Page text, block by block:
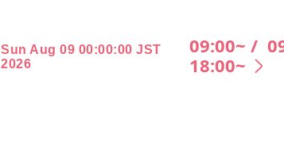
Sun Aug 09 00:00:00 JST
2026
09:00~ /
18:00~